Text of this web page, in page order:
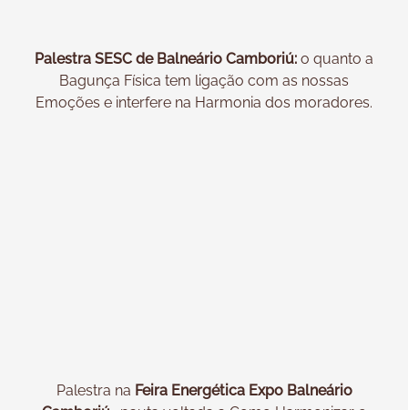
Palestra SESC de Balneário Camboriú: o quanto a
Bagunça Física tem ligação com as nossas
Emoções e interfere na Harmonia dos moradores.
Palestra na Feira Energética Expo Balneário